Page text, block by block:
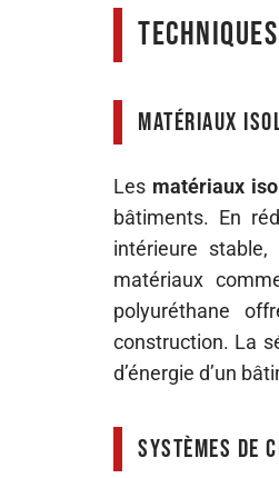
Matériaux
Les matériaux
bâtiments. En
intérieure
matériaux
polyuréthane
construction. La
d’énergie d’un
Systèmes de